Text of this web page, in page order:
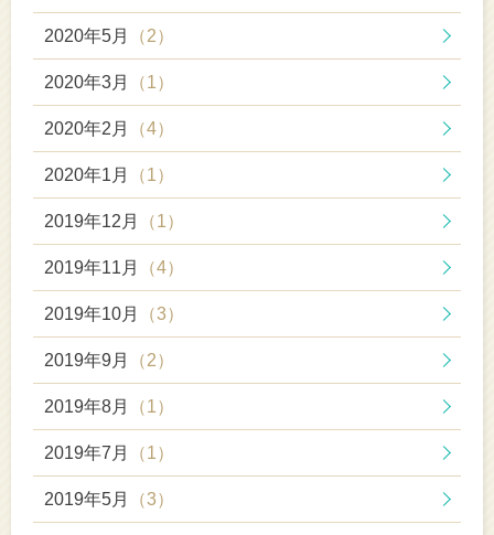
2020年5月 （2）
2020年3月 （1）
2020年2月 （4）
2020年1月 （1）
2019年12月 （1）
2019年11月 （4）
2019年10月 （3）
2019年9月 （2）
2019年8月 （1）
2019年7月 （1）
2019年5月 （3）